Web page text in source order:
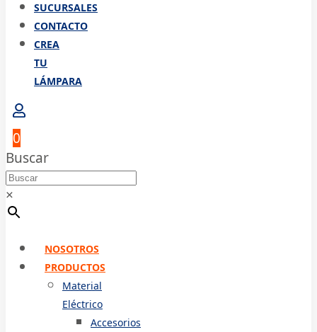
SUCURSALES
CONTACTO
CREA
TU
LÁMPARA
0
Buscar
×
NOSOTROS
PRODUCTOS
Material
Eléctrico
Accesorios